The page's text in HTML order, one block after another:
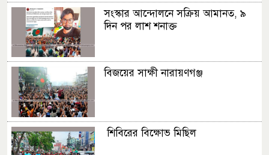
সংস্কার আন্দোলনে সক্রিয় আমানত, ৯
দিন পর লাশ শনাক্ত
বিজয়ের সাক্ষী নারায়ণগঞ্জ
শিবিরের বিক্ষোভ মিছিল